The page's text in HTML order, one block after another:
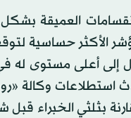
العميقة بشكل
استطلاعات وكالة
أقل من 50 في المائة،